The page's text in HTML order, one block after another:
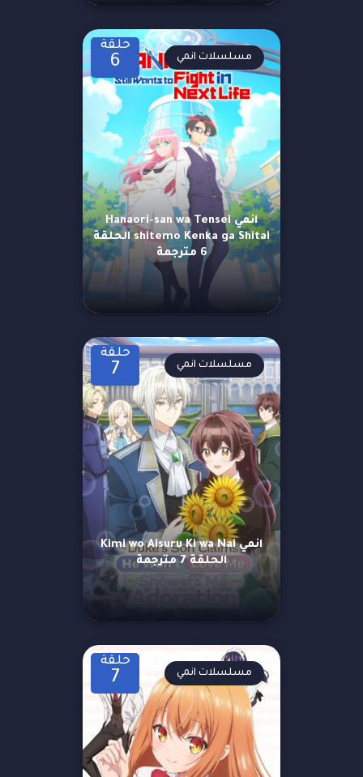
حلقة
6
انمي Hanaori-san wa Tensei
shitemo Kenka ga Shitai الحلقة
6 مترجمة
مسلسلات انمي
حلقة
7
انمي Kimi wo Aisuru Ki wa Nai
الحلقة 7 مترجمة
مسلسلات انمي
حلقة
7 مسلسلات انمي